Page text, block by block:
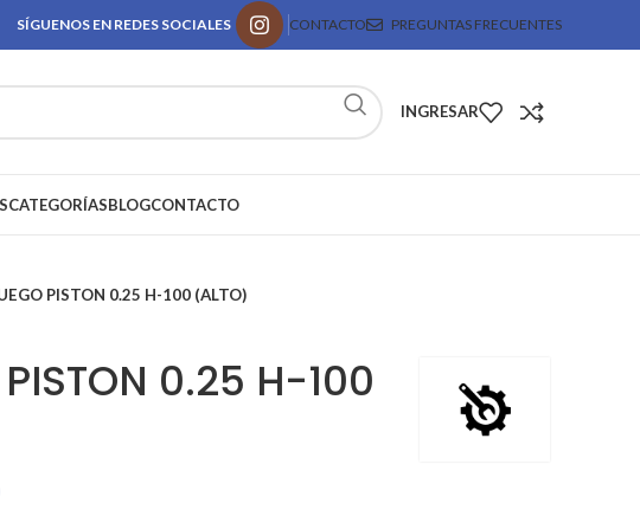
SÍGUENOS EN REDES SOCIALES CONTACTO PREGUNTAS FRECUENTES
INGRESAR
CATEGORÍASBLOGCONTACTO
PISTON 0.25 H-100 (ALTO)
0.25 H-100